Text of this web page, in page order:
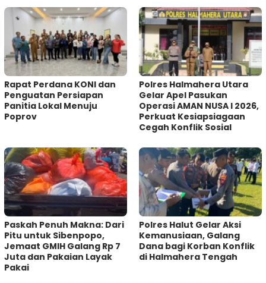
Rapat Perdana KONI dan
Penguatan Persiapan
Panitia Lokal Menuju
Poprov
Polres Halmahera Utara
Gelar Apel Pasukan
Operasi AMAN NUSA I 2026,
Perkuat Kesiapsiagaan
Cegah Konflik Sosial
Paskah Penuh Makna: Dari
Pitu untuk Sibenpopo,
Jemaat GMIH Galang Rp 7
Juta dan Pakaian Layak
Pakai
Polres Halut Gelar Aksi
Kemanusiaan, Galang
Dana bagi Korban Konflik
di Halmahera Tengah